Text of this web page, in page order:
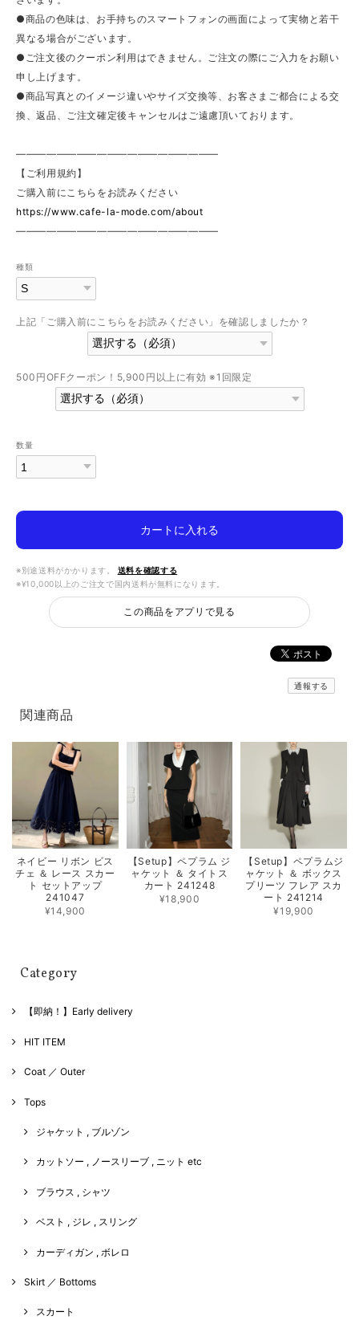
●商品の色味は、お手持ちのスマートフォンの画面によって実物と若干
異なる場合がございます。
●ご注文後のクーポン利用はできません。ご注文の際にご入力をお願い
申し上げます。
●商品写真とのイメージ違いやサイズ交換等、お客さまご都合による交
換、返品、ご注文確定後キャンセルはご遠慮頂いております。
————————————————————
【ご利用規約】
ご購入前にこちらをお読みください
https://www.cafe-la-mode.com/about
————————————————————
種類
上記「ご購入前にこちらをお読みください」を確認しましたか？
500円OFFクーポン！5,900円以上に有効 ※1回限定
数量
カートに入れる
※別途送料がかかります。
送料を確認する
※¥10,000以上のご注文で国内送料が無料になります。
この商品をアプリで見る
通報する
関連商品
ネイビー リボン ビス
チェ ＆ レース スカー
ト セットアップ
241047
¥14,900
【Setup】ペプラム ジ
ャケット ＆ タイトス
カート 241248
¥18,900
【Setup】ペプラムジ
ャケット ＆ ボックス
プリーツ フレア スカ
ート 241214
¥19,900
Category
【即納！】Early delivery
HIT ITEM
Coat ／ Outer
Tops
ジャケット , ブルゾン
カットソー , ノースリーブ , ニット etc
ブラウス , シャツ
ベスト , ジレ , スリング
カーディガン , ボレロ
Skirt ／ Bottoms
スカート